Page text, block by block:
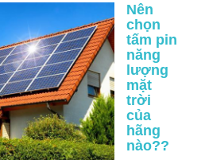
Nên
chọn
tấm pin
năng
lượng
mặt
trời
của
hãng
nào??